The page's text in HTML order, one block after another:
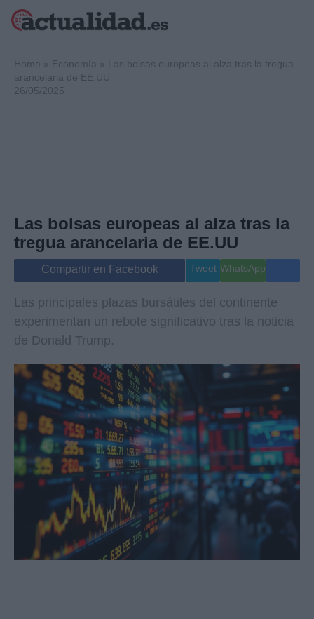
Internacional
Viajes
Gente
Musica
Home » Economía »
Las bolsas europeas al alza tras la tregua
arancelaria de EE.UU
26/05/2025
Las bolsas europeas al alza tras la
tregua arancelaria de EE.UU
Compartir en Facebook Tweet WhatsApp
Las principales plazas bursátiles del continente
experimentan un rebote significativo tras la noticia
de Donald Trump.